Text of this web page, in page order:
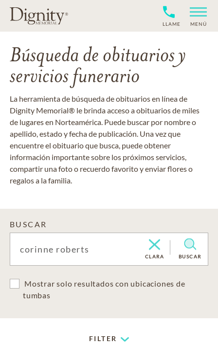
LLAME MENÚ
Búsqueda de obituarios y
servicios funerario
La herramienta de búsqueda de obituarios en línea de
Dignity Memorial® le brinda acceso a obituarios de miles
de lugares en Norteamérica. Puede buscar por nombre o
apellido, estado y fecha de publicación. Una vez que
encuentre el obituario que busca, puede obtener
información importante sobre los próximos servicios,
compartir una foto o recuerdo favorito y enviar flores o
regalos a la familia.
BUSCAR
CLARA BUSCAR
Mostrar solo resultados con ubicaciones de
tumbas
FILTER